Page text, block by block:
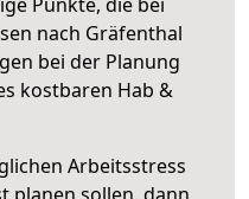
nach Gräfenthal
bei der Planung
kostbaren Hab &
Arbeitsstress